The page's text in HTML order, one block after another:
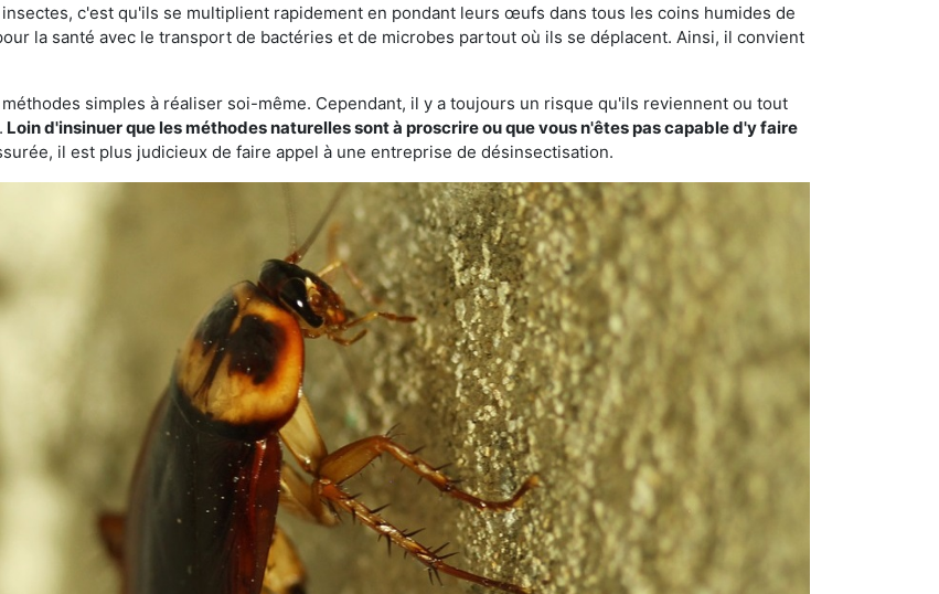
c'est qu'ils se multiplient rapidement en pondant leurs œufs dans tous les coins humides de
la santé avec le transport de bactéries et de microbes partout où ils se déplacent. Ainsi, il convient
simples à réaliser soi-même. Cependant, il y a toujours un risque qu'ils reviennent ou tout
Loin d'insinuer que les méthodes naturelles sont à proscrire ou que vous n'êtes pas capable d'y faire
il est plus judicieux de faire appel à une entreprise de désinsectisation.